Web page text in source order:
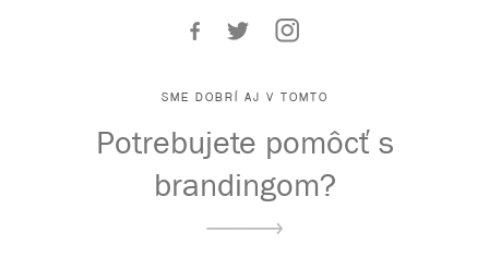
SME DOBRÍ AJ V TOMTO
Potrebujete pomôcť s
brandingom?